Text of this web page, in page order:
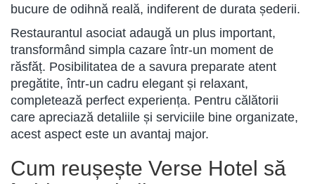
bucure de odihnă reală, indiferent de durata șederii.
Restaurantul asociat adaugă un plus important,
transformând simpla cazare într-un moment de
răsfăț. Posibilitatea de a savura preparate atent
pregătite, într-un cadru elegant și relaxant,
completează perfect experiența. Pentru călătorii
care apreciază detaliile și serviciile bine organizate,
acest aspect este un avantaj major.
Cum reușește Verse Hotel să